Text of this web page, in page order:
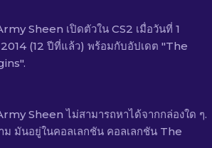
Sheen เปิดตัวใน CS2 เมื่อวันที่ 1
(12 ปีที่แล้ว) พร้อมกับอัปเดต "The
Sheen ไม่สามารถหาได้จากกล่องใด ๆ.
ม มันอยู่ในคอลเลกชัน คอลเลกชัน The